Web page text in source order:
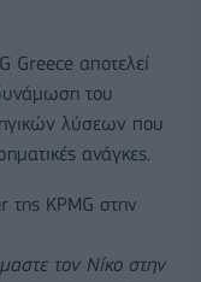
Greece αποτελεί
του
λύσεων που
ανάγκες.
της KPMG στην
τον Νίκο στην